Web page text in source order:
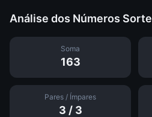
Análise dos Números
Soma
163
Pares / Ímpares
3 / 3